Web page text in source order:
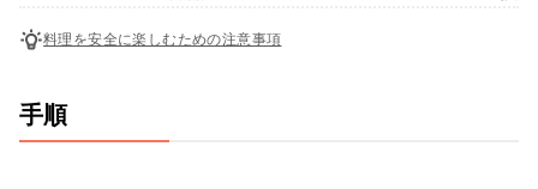
料理を安全に楽しむための注意事項
手順